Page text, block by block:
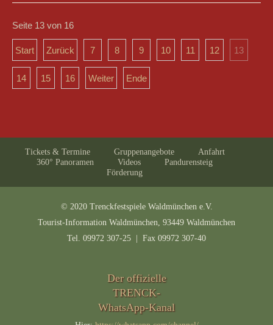
Seite 13 von 16
Start Zurück 7 8 9 10 11 12 13
14 15 16 Weiter Ende
Tickets & Termine Gruppenangebote
Anfahrt
360° Panoramen
Videos
Pandurensteig
Förderung
© 2020 Trenckfestspiele Waldmünchen e.V.
Tourist-Information Waldmünchen, 93449 Waldmünchen
Tel. 09972 307-25 | Fax 09972 307-40
Der offizielle
TRENCK-
WhatsApp-Kanal